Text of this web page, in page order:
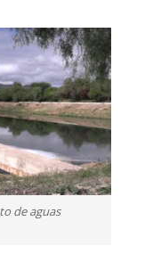
de aguas